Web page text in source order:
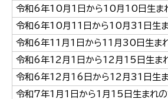
令和6年10月1日から10月10日生ま
令和6年10月11日から10月31日生
令和6年11月1日から11月30日生ま
令和6年12月1日から12月15日生ま
令和6年12月16日から12月31日生
令和7年1月1日から1月15日生まれ